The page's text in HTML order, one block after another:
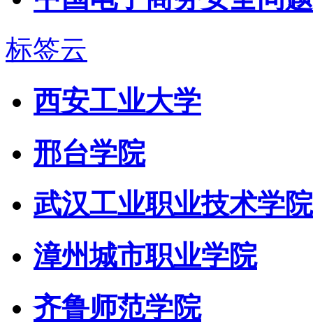
标签云
西安工业大学
邢台学院
武汉工业职业技术学院
漳州城市职业学院
齐鲁师范学院